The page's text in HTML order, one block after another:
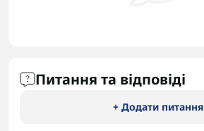
Питання та відповіді
+ Додати питання